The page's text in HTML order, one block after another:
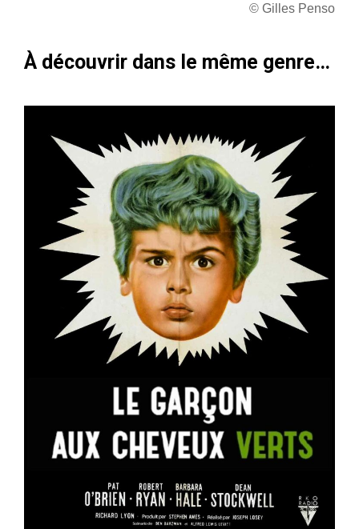
© Gilles Penso
À découvrir dans le même genre…